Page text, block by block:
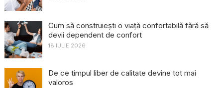
Cum să construiești o viață confortabilă fără să
devii dependent de confort
18 IULIE 2026
De ce timpul liber de calitate devine tot mai
valoros